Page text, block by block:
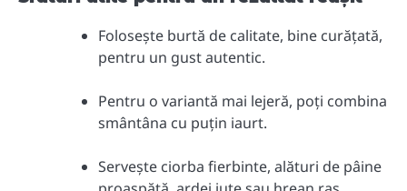
Folosește burtă de calitate, bine curățată,
pentru un gust autentic.
Pentru o variantă mai lejeră, poți combina
smântâna cu puțin iaurt.
Servește ciorba fierbinte, alături de pâine